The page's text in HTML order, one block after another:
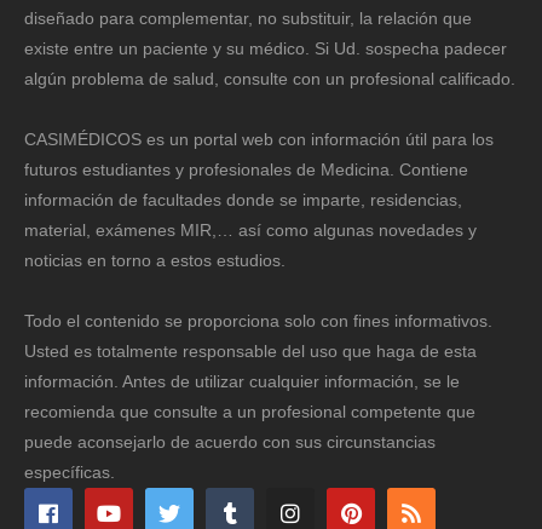
diseñado para complementar, no substituir, la relación que
existe entre un paciente y su médico. Si Ud. sospecha padecer
algún problema de salud, consulte con un profesional calificado.
CASIMÉDICOS es un portal web con información útil para los
futuros estudiantes y profesionales de Medicina. Contiene
información de facultades donde se imparte, residencias,
material, exámenes MIR,… así como algunas novedades y
noticias en torno a estos estudios.
Todo el contenido se proporciona solo con fines informativos.
Usted es totalmente responsable del uso que haga de esta
información. Antes de utilizar cualquier información, se le
recomienda que consulte a un profesional competente que
puede aconsejarlo de acuerdo con sus circunstancias
específicas.